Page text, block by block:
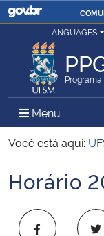
Ministério da Justiça e
Ministério da Defesa
Ministério das Relações
Ministério da Economia
Ministério da
LANGUAGES
Menu Menu
Você está aqui:
Início do conteúdo
Horário